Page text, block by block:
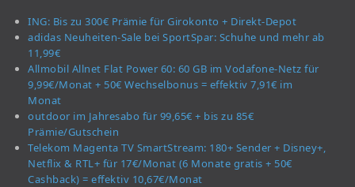
ING: Bis zu 300€ Prämie für Girokonto + Direkt-Depot
adidas Neuheiten-Sale bei SportSpar: Schuhe und mehr ab
11,99€
Allmobil Allnet Flat Power 60: 60 GB im Vodafone-Netz für
9,99€/Monat + 50€ Wechselbonus = effektiv 7,91€ im
Monat
outdoor im Jahresabo für 99,65€ + bis zu 85€
Prämie/Gutschein
Telekom Magenta TV SmartStream: 180+ Sender + Disney+,
Netflix & RTL+ für 17€/Monat (6 Monate gratis + 50€
Cashback) = effektiv 10,67€/Monat